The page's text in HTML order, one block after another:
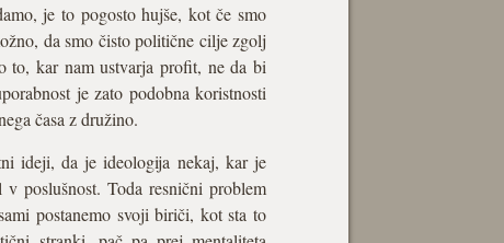
je to pogosto hujše, kot če smo
da smo čisto politične cilje zgolj
to, kar nam ustvarja profit, ne da bi
je zato podobna koristnosti
časa z družino.
ideji, da je ideologija nekaj, kar je
poslušnost. Toda resnični problem
postanemo svoji biriči, kot sta to